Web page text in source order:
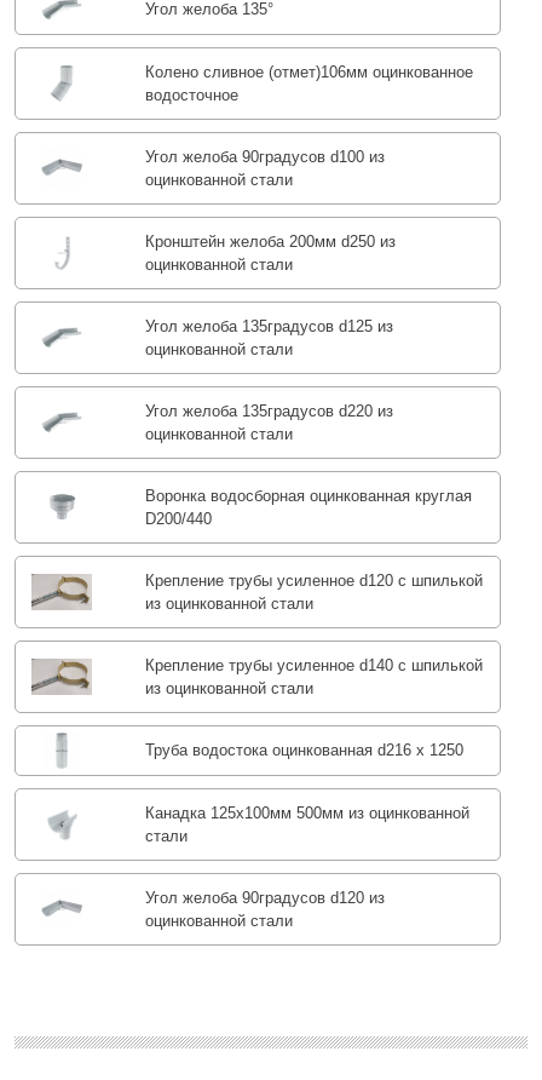
Угол желоба 135°
Колено сливное (отмет)106мм оцинкованное
водосточное
Угол желоба 90градусов d100 из
оцинкованной стали
Кронштейн желоба 200мм d250 из
оцинкованной стали
Угол желоба 135градусов d125 из
оцинкованной стали
Угол желоба 135градусов d220 из
оцинкованной стали
Воронка водосборная оцинкованная круглая
D200/440
Крепление трубы усиленное d120 с шпилькой
из оцинкованной стали
Крепление трубы усиленное d140 с шпилькой
из оцинкованной стали
Труба водостока оцинкованная d216 х 1250
Канадка 125x100мм 500мм из оцинкованной
стали
Угол желоба 90градусов d120 из
оцинкованной стали